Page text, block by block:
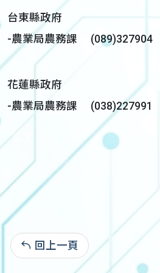
台東縣政府
-農業局農務課 (089)327904
花蓮縣政府
-農業局農務課 (038)227991
回上一頁